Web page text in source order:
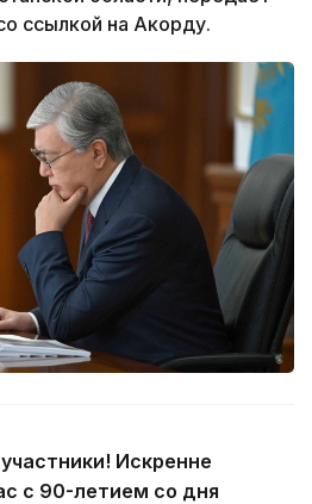
ссылкой на Акорду.
Искренне
с 90-летием со дня